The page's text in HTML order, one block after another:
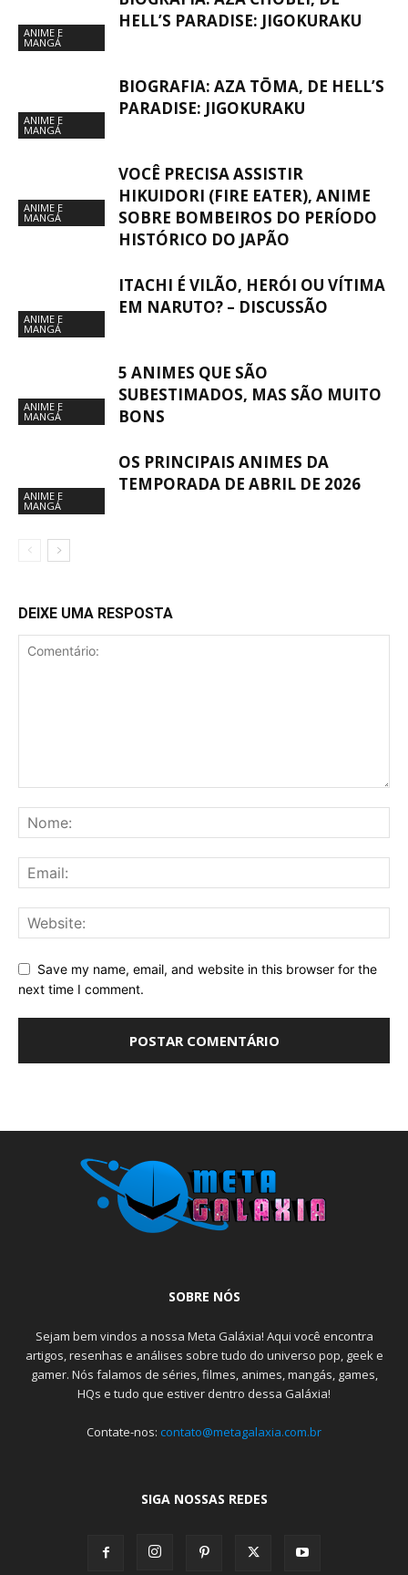
ANIME E
MANGÁ
HELL’S PARADISE: JIGOKURAKU
ANIME E
MANGÁ
BIOGRAFIA: AZA TŌMA, DE HELL’S
PARADISE: JIGOKURAKU
ANIME E
MANGÁ
VOCÊ PRECISA ASSISTIR
HIKUIDORI (FIRE EATER), ANIME
SOBRE BOMBEIROS DO PERÍODO
HISTÓRICO DO JAPÃO
ANIME E
MANGÁ
ITACHI É VILÃO, HERÓI OU VÍTIMA
EM NARUTO? – DISCUSSÃO
ANIME E
MANGÁ
5 ANIMES QUE SÃO
SUBESTIMADOS, MAS SÃO MUITO
BONS
ANIME E
MANGÁ
OS PRINCIPAIS ANIMES DA
TEMPORADA DE ABRIL DE 2026
DEIXE UMA RESPOSTA
Save my name, email, and website in this browser for the
next time I comment.
SOBRE NÓS
Sejam bem vindos a nossa Meta Galáxia! Aqui você encontra
artigos, resenhas e análises sobre tudo do universo pop, geek e
gamer. Nós falamos de séries, filmes, animes, mangás, games,
HQs e tudo que estiver dentro dessa Galáxia!
Contate-nos: contato@metagalaxia.com.br
SIGA NOSSAS REDES